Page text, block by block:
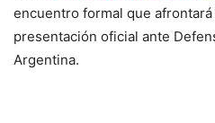
encuentro formal que
presentación oficial ante
Argentina.